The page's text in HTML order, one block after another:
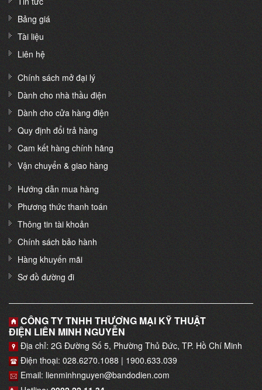
Bảng giá
Tài liệu
Liên hệ
Chính sách mở đại lý
Dành cho nhà thầu điện
Dành cho cửa hàng điện
Quy định đổi trả hàng
Cam kết hàng chính hãng
Vận chuyển & giao hàng
Hướng dẫn mua hàng
Phương thức thanh toán
Thông tin tài khoản
Chính sách bảo hành
Hàng khuyến mãi
Sơ đồ đường đi
CÔNG TY TNHH THƯƠNG MẠI KỸ THUẬT
ĐIỆN LIÊN MINH NGUYỄN
Địa chỉ: 2G Đường Số 5, Phường Thủ Đức, TP. Hồ Chí Minh
Điện thoại: 028.6270.1088 | 1900.633.039
Email: lienminhnguyen@bandodien.com